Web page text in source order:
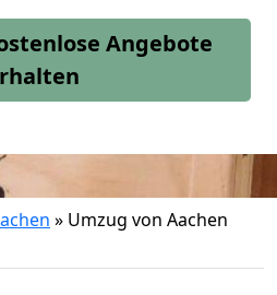
Angebote
» Umzug von Aachen